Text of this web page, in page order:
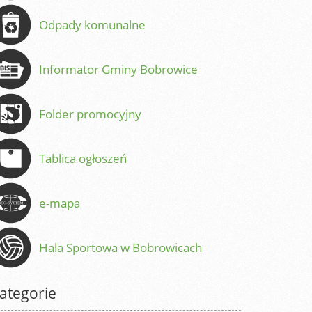
Odpady komunalne
Informator Gminy Bobrowice
Folder promocyjny
Tablica ogłoszeń
e-mapa
Hala Sportowa w Bobrowicach